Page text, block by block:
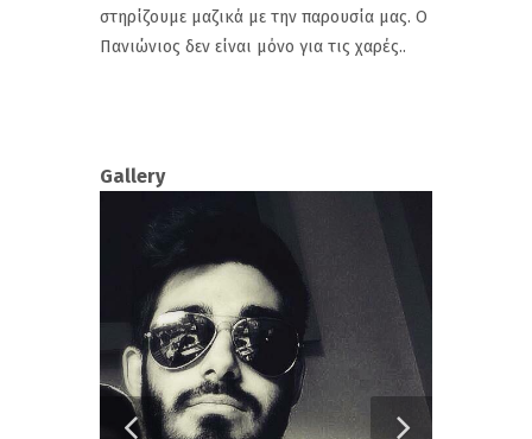
στηρίζουμε μαζικά με την παρουσία μας. Ο
Πανιώνιος δεν είναι μόνο για τις χαρές..
Gallery